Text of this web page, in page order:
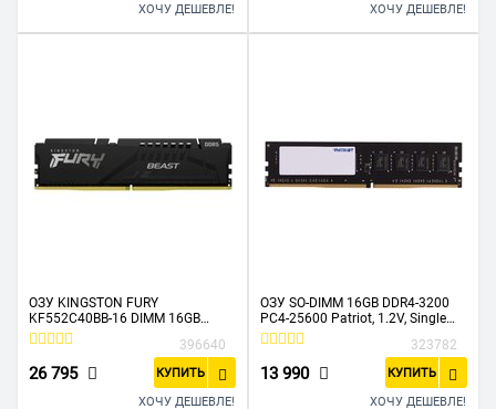
ХОЧУ ДЕШЕВЛЕ! ХОЧУ ДЕШЕВЛЕ!
ОЗУ KINGSTON FURY
KF552C40BB-16 DIMM 16GB
DDR5-5200
396640
26 795 КУПИТЬ
ХОЧУ ДЕШЕВЛЕ!
ОЗУ SO-DIMM 16GB DDR4-3200
PC4-25600 Patriot, 1.2V, Single
Rank, Retail (PSD416G320081S)
323782
13 990 КУПИТЬ
ХОЧУ ДЕШЕВЛЕ!